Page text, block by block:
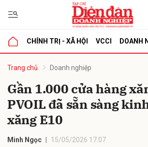
CHÍNH TRỊ - XÃ HỘI VCCI DOANH
Trang chủ Doanh nghiệp
Gần 1.000 cửa hàng
PVOIL đã sẵn sàng
xăng E10
Minh Ngọc 15/05/2026 17:07
luận